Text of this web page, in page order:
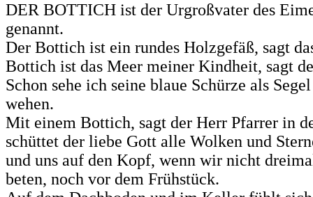
DER BOTTICH ist der Urgroßvater des
genannt.
Der Bottich ist ein rundes Holzgefäß, sagt
Bottich ist das Meer meiner Kindheit, sagt
Schon sehe ich seine blaue Schürze als
wehen.
Mit einem Bottich, sagt der Herr Pfarrer in
schüttet der liebe Gott alle Wolken und
und uns auf den Kopf, wenn wir nicht
beten, noch vor dem Frühstück.